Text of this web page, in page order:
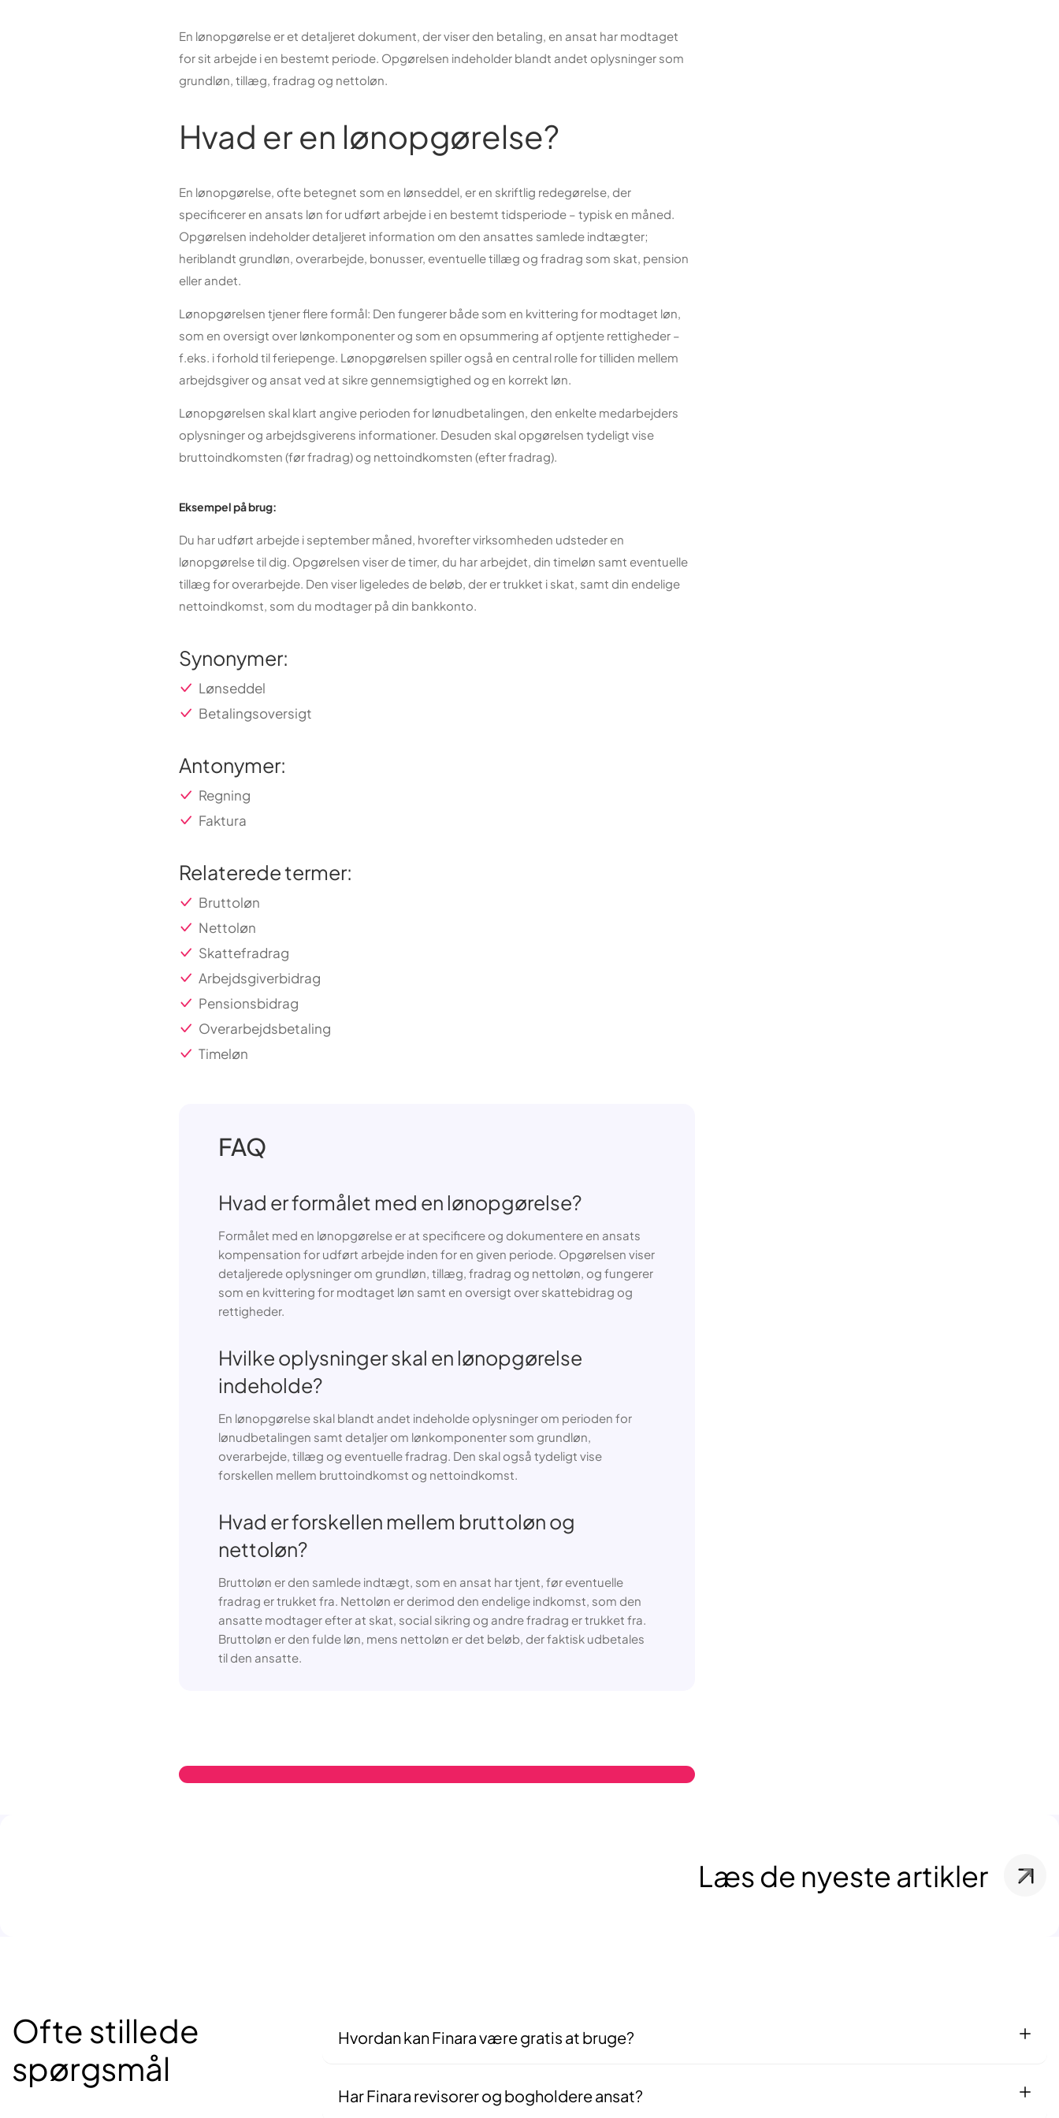
En lønopgørelse er et detaljeret dokument, der viser den betaling, en ansat har modtaget
for sit arbejde i en bestemt periode. Opgørelsen indeholder blandt andet oplysninger som
grundløn, tillæg, fradrag og nettoløn.
Hvad er en lønopgørelse?
En lønopgørelse, ofte betegnet som en lønseddel, er en skriftlig redegørelse, der
specificerer en ansats løn for udført arbejde i en bestemt tidsperiode – typisk en måned.
Opgørelsen indeholder detaljeret information om den ansattes samlede indtægter;
heriblandt grundløn, overarbejde, bonusser, eventuelle tillæg og fradrag som skat, pension
eller andet.
Lønopgørelsen tjener flere formål: Den fungerer både som en kvittering for modtaget løn,
som en oversigt over lønkomponenter og som en opsummering af optjente rettigheder –
f.eks. i forhold til feriepenge. Lønopgørelsen spiller også en central rolle for tilliden mellem
arbejdsgiver og ansat ved at sikre gennemsigtighed og en korrekt løn.
Lønopgørelsen skal klart angive perioden for lønudbetalingen, den enkelte medarbejders
oplysninger og arbejdsgiverens informationer. Desuden skal opgørelsen tydeligt vise
bruttoindkomsten (før fradrag) og nettoindkomsten (efter fradrag).
Eksempel på brug:
Du har udført arbejde i september måned, hvorefter virksomheden udsteder en
lønopgørelse til dig. Opgørelsen viser de timer, du har arbejdet, din timeløn samt eventuelle
tillæg for overarbejde. Den viser ligeledes de beløb, der er trukket i skat, samt din endelige
nettoindkomst, som du modtager på din bankkonto.
Synonymer:
Lønseddel
Betalingsoversigt
Antonymer:
Regning
Faktura
Relaterede termer:
Bruttoløn
Nettoløn
Skattefradrag
Arbejdsgiverbidrag
Pensionsbidrag
Overarbejdsbetaling
Timeløn
FAQ
Hvad er formålet med en lønopgørelse?
Formålet med en lønopgørelse er at specificere og dokumentere en ansats
kompensation for udført arbejde inden for en given periode. Opgørelsen viser
detaljerede oplysninger om grundløn, tillæg, fradrag og nettoløn, og fungerer
som en kvittering for modtaget løn samt en oversigt over skattebidrag og
rettigheder.
Hvilke oplysninger skal en lønopgørelse
indeholde?
En lønopgørelse skal blandt andet indeholde oplysninger om perioden for
lønudbetalingen samt detaljer om lønkomponenter som grundløn,
overarbejde, tillæg og eventuelle fradrag. Den skal også tydeligt vise
forskellen mellem bruttoindkomst og nettoindkomst.
Hvad er forskellen mellem bruttoløn og
nettoløn?
Bruttoløn er den samlede indtægt, som en ansat har tjent, før eventuelle
fradrag er trukket fra. Nettoløn er derimod den endelige indkomst, som den
ansatte modtager efter at skat, social sikring og andre fradrag er trukket fra.
Bruttoløn er den fulde løn, mens nettoløn er det beløb, der faktisk udbetales
til den ansatte.
Læs de nyeste artikler
Ofte stillede
spørgsmål
Hvordan kan Finara være gratis at bruge?
Har Finara revisorer og bogholdere ansat?